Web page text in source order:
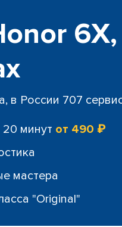
в России 707
минут от 490 ₽
мастера
"Original"